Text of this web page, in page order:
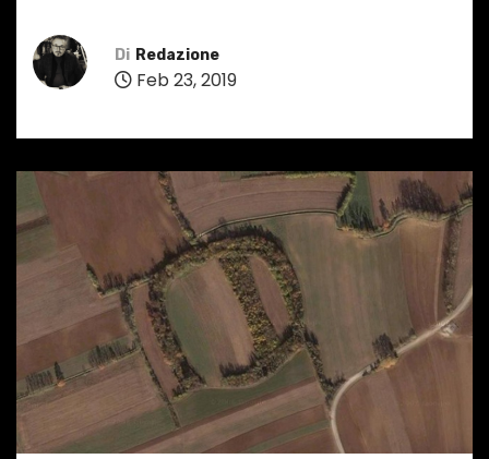
Di Redazione
Feb 23, 2019